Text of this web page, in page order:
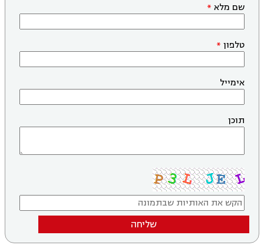
שם מלא
טלפון
אימייל
תוכן
שליחה